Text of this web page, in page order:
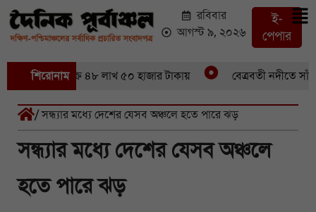
রবিবার
আগস্ট ৯, ২০২৬
ই-
পেপার
শিরোনাম
মণ ইলিশবিক্রি ৪৮ লাখ ৫০ হাজার টাকায় বেত্রবতী নদীতে
/ সন্ধ্যার মধ্যে দেশের যেসব অঞ্চলে হতে পারে ঝড়
সন্ধ্যার মধ্যে দেশের যেসব অঞ্চলে
হতে পারে ঝড়